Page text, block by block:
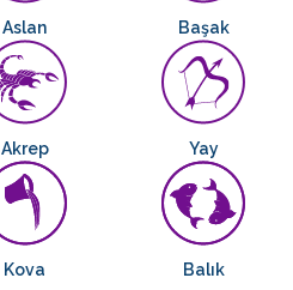
Aslan Başak
Akrep Yay
Kova Balık